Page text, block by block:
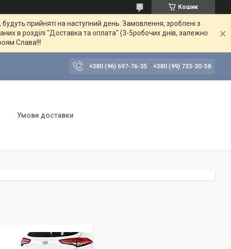
Кошик
прийняті на наступний день. Замовлення, зроблені з
в розділі "Доставка та оплата" (3-5робочих днів, залежно
Слава!!!
+380 (96) 697-76-35 +380 (99) 733-30-58
Умови доставки